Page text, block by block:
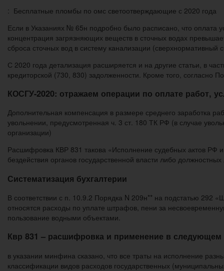
: Бесплатные пломбы по омс светоотверждающие с 2020 года
Если в Указаниях № 65н подробно было расписано, что оплата
концентрация загрязняющих веществ в сточных водах
сброса сточных вод в систему канализации
С 2020 года детализация расширяется и на другие статьи, в
кредиторской (730, 830) задолженности. Кроме того, согласно
КОСГУ-2020: отражаем операции по оплате работ,
Дополнительная компенсация в размере среднего заработка
увольнении, предусмотренная ч. 3 ст. 180 ТК РФ (в случае
организации)
Расшифровка КВР 831 такова «Исполнение судебных актов РФ
бездействия органов государственной власти либо
Систематизация бухгалтерии
В соответствии с п. 10.9.2 Порядка N 209н** на подстатью 292
относятся расходы по уплате штрафов, пени за
пользование водными объектами.
Квр 831 – расшифровка и применение в следующем
в указании минфина сказано, что все траты на исполнение
классификации видов расходов государственных